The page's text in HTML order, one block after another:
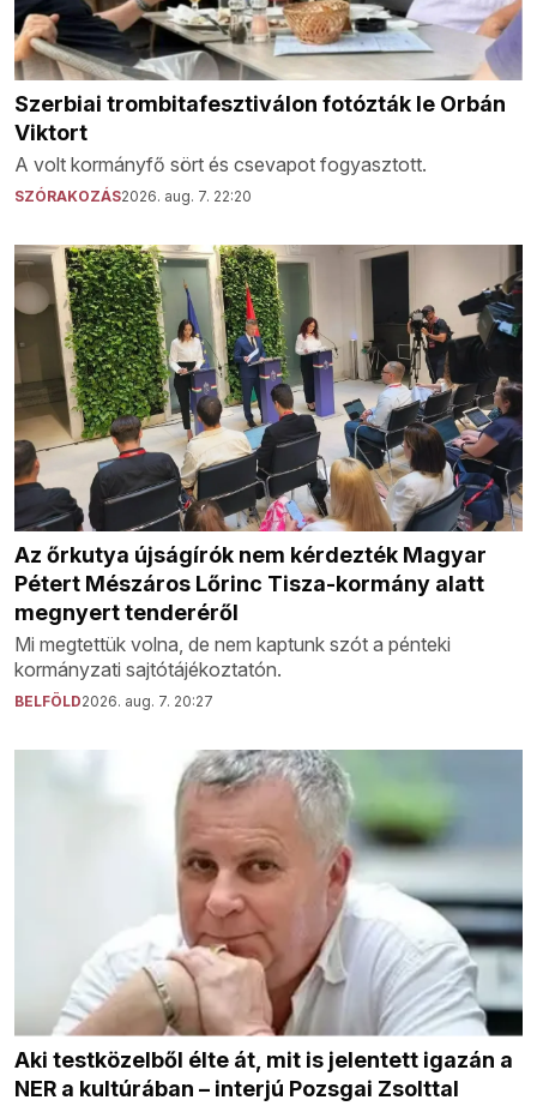
Szerbiai trombitafesztiválon fotózták le Orbán
Viktort
A volt kormányfő sört és csevapot fogyasztott.
SZÓRAKOZÁS2026. aug. 7. 22:20
Az őrkutya újságírók nem kérdezték Magyar
Pétert Mészáros Lőrinc Tisza-kormány alatt
megnyert tenderéről
Mi megtettük volna, de nem kaptunk szót a pénteki
kormányzati sajtótájékoztatón.
BELFÖLD2026. aug. 7. 20:27
Aki testközelből élte át, mit is jelentett igazán a
NER a kultúrában – interjú Pozsgai Zsolttal